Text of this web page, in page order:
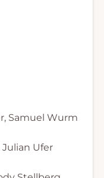
Samuel Wurm
Ufer